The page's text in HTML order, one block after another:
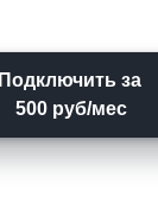
Подключить за
500 руб/мес